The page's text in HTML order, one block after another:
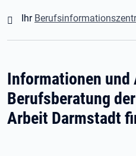
Ihr
Informationen und
Berufsberatung
Arbeit Darmstadt